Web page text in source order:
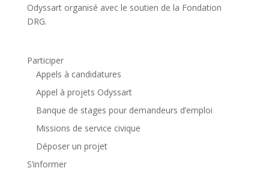
Odyssart organisé avec le soutien de la Fondation
DRG.
Participer
Appels à candidatures
Appel à projets Odyssart
Banque de stages pour demandeurs d’emploi
Missions de service civique
Déposer un projet
S’informer